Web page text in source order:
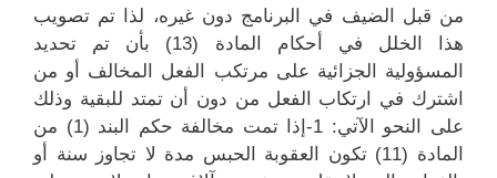
من قبل الضيف في البرنامج دون غيره، لذا تم تصويب
هذا الخلل في أحكام المادة (13) بأن تم تحديد
المسؤولية الجزائية على مرتكب الفعل المخالف أو من
اشترك في ارتكاب الفعل من دون أن تمتد للبقية وذلك
على النحو الآتي: 1-إذا تمت مخالفة حكم البند (1) من
المادة (11) تكون العقوبة الحبس مدة لا تجاوز سنة أو